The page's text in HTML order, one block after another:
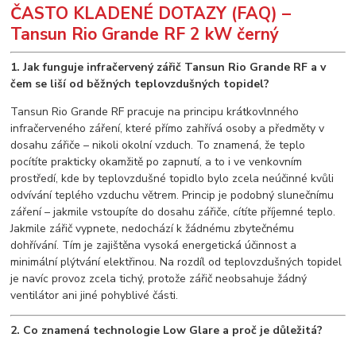
ČASTO KLADENÉ DOTAZY (FAQ) –
Tansun Rio Grande RF 2 kW černý
1. Jak funguje infračervený zářič Tansun Rio Grande RF a v
čem se liší od běžných teplovzdušných topidel?
Tansun Rio Grande RF pracuje na principu krátkovlnného
infračerveného záření, které přímo zahřívá osoby a předměty v
dosahu zářiče – nikoli okolní vzduch. To znamená, že teplo
pocítíte prakticky okamžitě po zapnutí, a to i ve venkovním
prostředí, kde by teplovzdušné topidlo bylo zcela neúčinné kvůli
odvívání teplého vzduchu větrem. Princip je podobný slunečnímu
záření – jakmile vstoupíte do dosahu zářiče, cítíte příjemné teplo.
Jakmile zářič vypnete, nedochází k žádnému zbytečnému
dohřívání. Tím je zajištěna vysoká energetická účinnost a
minimální plýtvání elektřinou. Na rozdíl od teplovzdušných topidel
je navíc provoz zcela tichý, protože zářič neobsahuje žádný
ventilátor ani jiné pohyblivé části.
2. Co znamená technologie Low Glare a proč je důležitá?